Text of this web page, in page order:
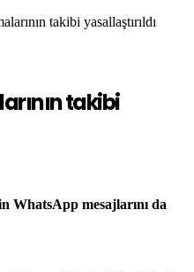
takibi yasallaştırıldı
takibi
WhatsApp mesajlarını da